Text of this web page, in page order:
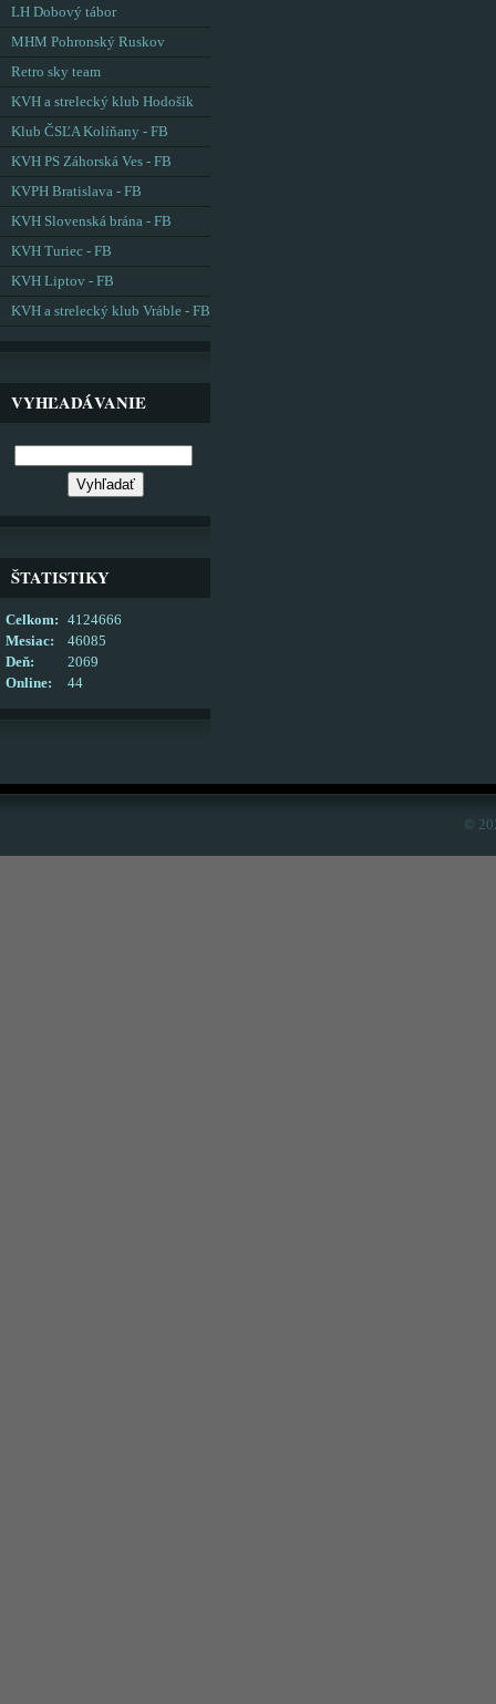
LH Dobový tábor
MHM Pohronský Ruskov
Retro sky team
KVH a strelecký klub Hodošík
Klub ČSĽA Kolíňany - FB
KVH PS Záhorská Ves - FB
KVPH Bratislava - FB
KVH Slovenská brána - FB
KVH Turiec - FB
KVH Liptov - FB
KVH a strelecký klub Vráble - FB
VYHĽADÁVANIE
ŠTATISTIKY
Online: 44
Celkom:
4124666
Mesiac:
46085
Deň:
2069
©